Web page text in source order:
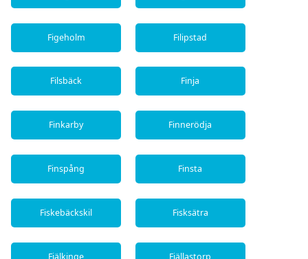
Figeholm Filipstad
Filsbäck Finja
Finkarby Finnerödja
Finspång Finsta
Fiskebäckskil Fisksätra
Fjälkinge Fjällastorp